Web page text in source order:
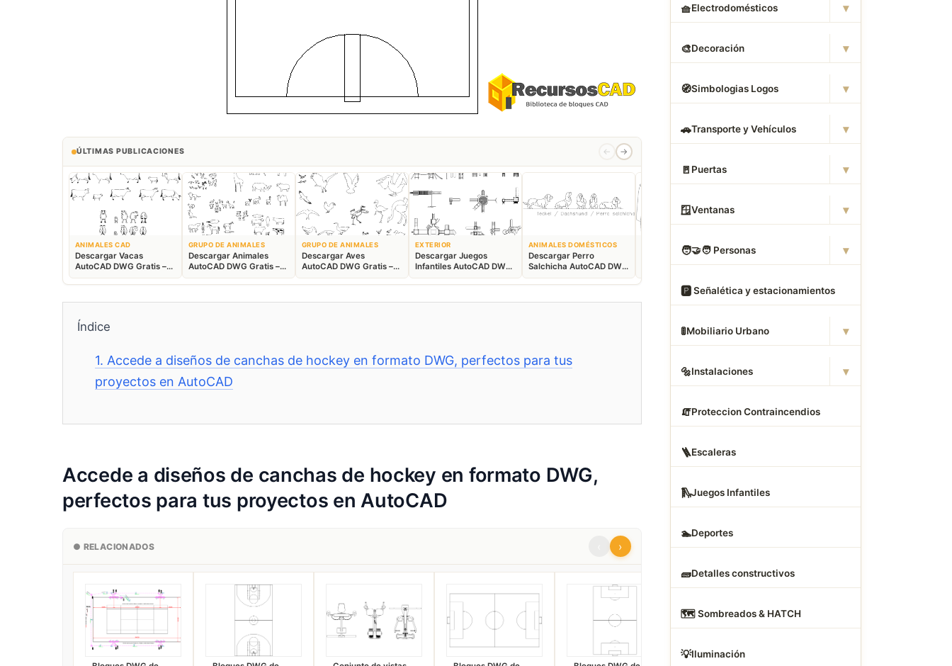
ÚLTIMAS PUBLICACIONES ← →
ANIMALES CAD
Descargar Vacas
AutoCAD DWG Gratis –
Bloques Ganaderos 2D
GRUPO DE ANIMALES
Descargar Animales
AutoCAD DWG Gratis –
Fauna 2D CAD
GRUPO DE ANIMALES
Descargar Aves
AutoCAD DWG Gratis –
Bloques Animales 2D
EXTERIOR
Descargar Juegos
Infantiles AutoCAD DWG
Gratis – Parque 2D
ANIMALES DOMÉSTICOS
Descargar Perro
Salchicha AutoCAD DWG
Gratis – Bloque 2D
Descargar Abrigos
AutoCAD DWG Gratis –
Descargar Dormitorios
AutoCAD DWG Gratis –
Índice
1.Accede a diseños de canchas de hockey en formato DWG, perfectos para tus
proyectos en AutoCAD
Accede a diseños de canchas de hockey en formato DWG,
perfectos para tus proyectos en AutoCAD
● RELACIONADOS ›
🧺Electrodomésticos ▾
🎨Decoración ▾
🧭Simbologias Logos ▾
🚗Transporte y Vehículos ▾
🚪 Puertas ▾
🪟Ventanas ▾
🧑‍🤝‍🧑 Personas ▾
🅿️ Señalética y estacionamientos
🚦Mobiliario Urbano ▾
🔩Instalaciones ▾
🧯Proteccion Contraincendios
🪜Escaleras
🛝Juegos Infantiles
🏊Deportes
🧱Detalles constructivos
🗺️ Sombreados & HATCH
💡Iluminación